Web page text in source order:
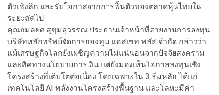
ตัวเชิงลึก และรับโอกาสจากการฟื้นตัวของตลาดหุ้นไทยใน
ระยะถัดไป
คุณกมลยศ สุขุมสุวรรณ ประธานเจ้าหน้าที่สายงานการลงทุน
บริษัทหลักทรัพย์จัดการกองทุน แอสเซท พลัส จำกัด กล่าวว่า
แม้เศรษฐกิจโลกยังเผชิญความไม่แน่นอนจากปัจจัยสงคราม
และทิศทางนโยบายการเงิน แต่ยังมองเห็นโอกาสลงทุนเชิง
โครงสร้างที่เติบโตต่อเนื่อง โดยเฉพาะใน 3 ธีมหลัก ได้แก่
เทคโนโลยี AI พลังงานโครงสร้างพื้นฐาน และโลหะมีค่า